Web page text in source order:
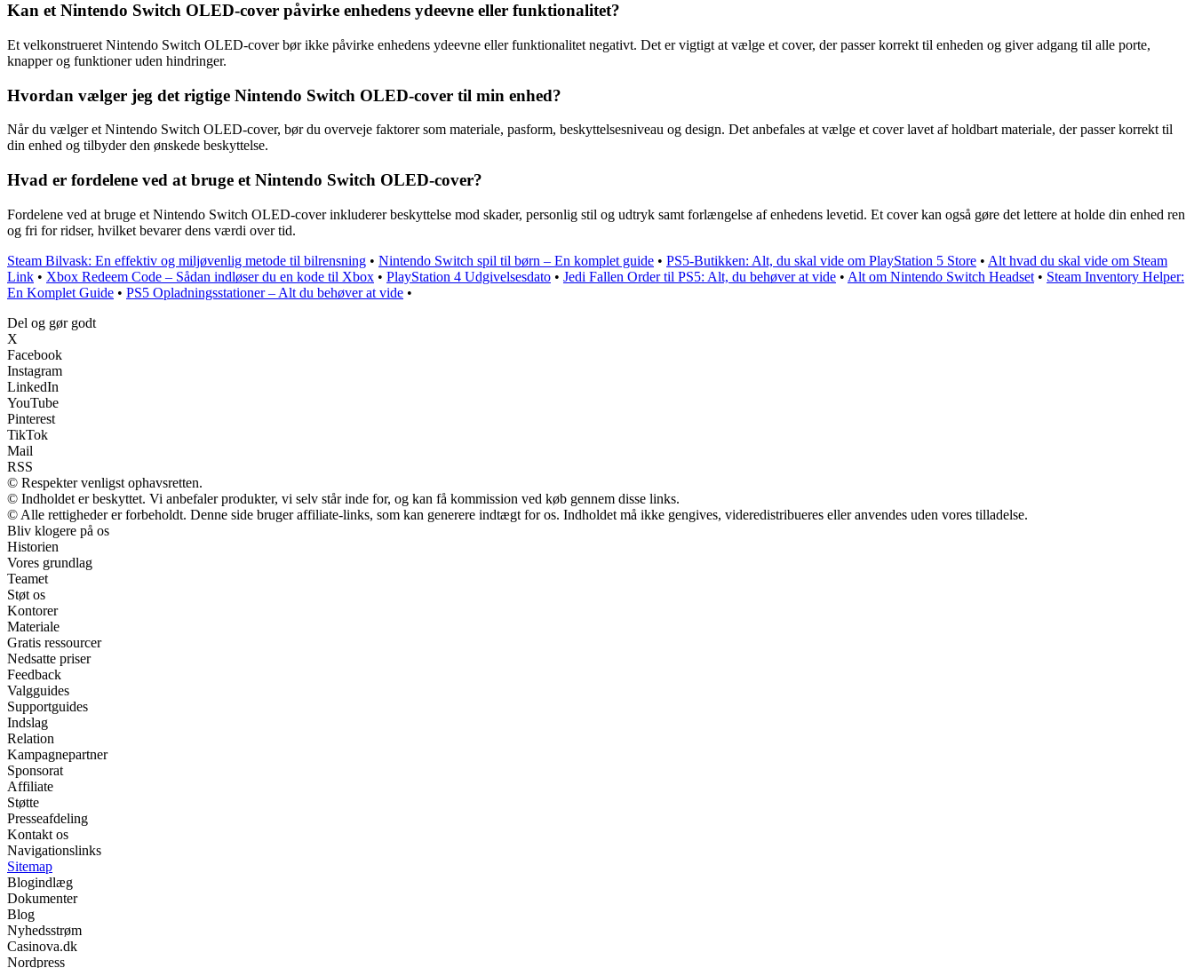
Kan et Nintendo Switch OLED-cover påvirke enhedens ydeevne eller funktionalitet?
Et velkonstrueret Nintendo Switch OLED-cover bør ikke påvirke enhedens ydeevne eller funktionalitet negativt. Det er vigtigt at vælge et cover, der passer korrekt til enheden og giver adgang til alle porte,
knapper og funktioner uden hindringer.
Hvordan vælger jeg det rigtige Nintendo Switch OLED-cover til min enhed?
Når du vælger et Nintendo Switch OLED-cover, bør du overveje faktorer som materiale, pasform, beskyttelsesniveau og design. Det anbefales at vælge et cover lavet af holdbart materiale, der passer korrekt til
din enhed og tilbyder den ønskede beskyttelse.
Hvad er fordelene ved at bruge et Nintendo Switch OLED-cover?
Fordelene ved at bruge et Nintendo Switch OLED-cover inkluderer beskyttelse mod skader, personlig stil og udtryk samt forlængelse af enhedens levetid. Et cover kan også gøre det lettere at holde din enhed ren
og fri for ridser, hvilket bevarer dens værdi over tid.
Steam Bilvask: En effektiv og miljøvenlig metode til bilrensning • Nintendo Switch spil til børn – En komplet guide • PS5-Butikken: Alt, du skal vide om PlayStation 5 Store • Alt hvad du skal vide om Steam
Link • Xbox Redeem Code – Sådan indløser du en kode til Xbox • PlayStation 4 Udgivelsesdato • Jedi Fallen Order til PS5: Alt, du behøver at vide • Alt om Nintendo Switch Headset • Steam Inventory Helper:
En Komplet Guide • PS5 Opladningsstationer – Alt du behøver at vide •
Del og gør godt
X
Facebook
Instagram
LinkedIn
YouTube
Pinterest
TikTok
Mail
RSS
© Respekter venligst ophavsretten.
© Indholdet er beskyttet. Vi anbefaler produkter, vi selv står inde for, og kan få kommission ved køb gennem disse links.
© Alle rettigheder er forbeholdt. Denne side bruger affiliate-links, som kan generere indtægt for os. Indholdet må ikke gengives, videredistribueres eller anvendes uden vores tilladelse.
Bliv klogere på os
Historien
Vores grundlag
Teamet
Støt os
Kontorer
Materiale
Gratis ressourcer
Nedsatte priser
Feedback
Valgguides
Supportguides
Indslag
Relation
Kampagnepartner
Sponsorat
Affiliate
Støtte
Presseafdeling
Kontakt os
Navigationslinks
Sitemap
Blogindlæg
Dokumenter
Blog
Nyhedsstrøm
Casinova.dk
Nordpress